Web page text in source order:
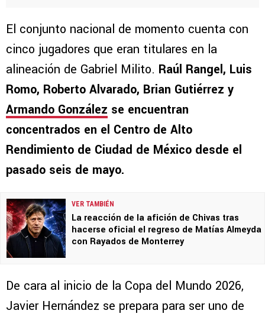
El conjunto nacional de momento cuenta con
cinco jugadores que eran titulares en la
alineación de Gabriel Milito. Raúl Rangel, Luis
Romo, Roberto Alvarado, Brian Gutiérrez y
Armando González se encuentran
concentrados en el Centro de Alto
Rendimiento de Ciudad de México desde el
pasado seis de mayo.
VER TAMBIÉN
La reacción de la afición de Chivas tras
hacerse oficial el regreso de Matías Almeyda
con Rayados de Monterrey
De cara al inicio de la Copa del Mundo 2026,
Javier Hernández se prepara para ser uno de